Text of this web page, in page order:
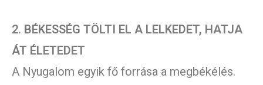
2. BÉKESSÉG TÖLTI EL A LELKEDET, HATJA
ÁT ÉLETEDET
A Nyugalom egyik fő forrása a megbékélés.